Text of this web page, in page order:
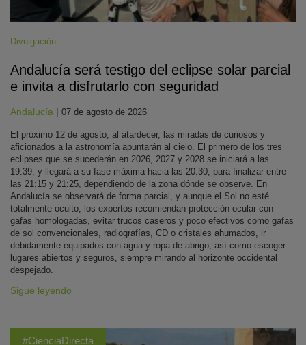
Divulgación
Andalucía será testigo del eclipse solar parcial
e invita a disfrutarlo con seguridad
Andalucía | 07 de agosto de 2026
El próximo 12 de agosto, al atardecer, las miradas de curiosos y
aficionados a la astronomía apuntarán al cielo. El primero de los tres
eclipses que se sucederán en 2026, 2027 y 2028 se iniciará a las
19:39, y llegará a su fase máxima hacia las 20:30, para finalizar entre
las 21:15 y 21:25, dependiendo de la zona dónde se observe. En
Andalucía se observará de forma parcial, y aunque el Sol no esté
totalmente oculto, los expertos recomiendan protección ocular con
gafas homologadas, evitar trucos caseros y poco efectivos como gafas
de sol convencionales, radiografías, CD o cristales ahumados, ir
debidamente equipados con agua y ropa de abrigo, así como escoger
lugares abiertos y seguros, siempre mirando al horizonte occidental
despejado.
Sigue leyendo
#CienciaDirecta